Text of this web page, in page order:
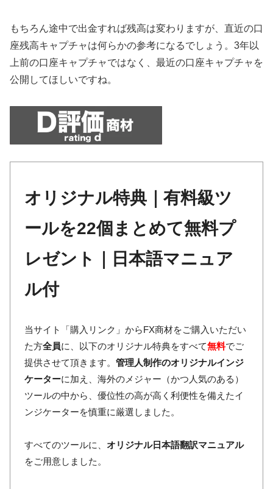
もちろん途中で出金すれば残高は変わりますが、直近の口
座残高キャプチャは何らかの参考になるでしょう。3年以
上前の口座キャプチャではなく、最近の口座キャプチャを
公開してほしいですね。
オリジナル特典｜有料級ツ
ールを22個まとめて無料プ
レゼント｜日本語マニュア
ル付
当サイト「購入リンク」からFX商材をご購入いただい
た方全員に、以下のオリジナル特典をすべて無料でご
提供させて頂きます。 管理人制作のオリジナルインジ
ケーターに加え、海外のメジャー（かつ人気のある）
ツールの中から、優位性の高が高く利便性を備えたイ
ンジケーターを慎重に厳選しました。
すべてのツールに、 オリジナル日本語翻訳マニュアル
をご用意しました。